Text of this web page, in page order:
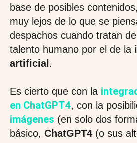
base de posibles
muy lejos de lo que se
despachos cuando tratan
talento humano por el de la
artificial .
Es cierto que con la
en ChatGPT4, con la
imágenes (en solo dos
básico, ChatGPT4 (o sus